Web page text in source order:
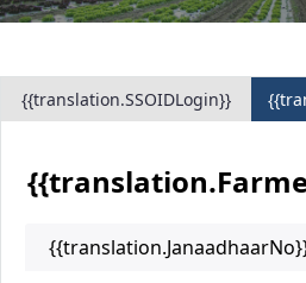
{{translation.SSOIDLogin}}